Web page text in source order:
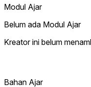
Modul Ajar
Belum ada Modul Ajar
Kreator ini belum
Bahan Ajar